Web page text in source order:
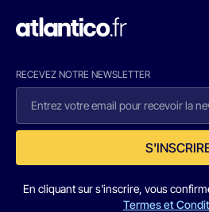
RECEVEZ NOTRE NEWSLETTER
En cliquant sur s'inscrire, vous
Termes et